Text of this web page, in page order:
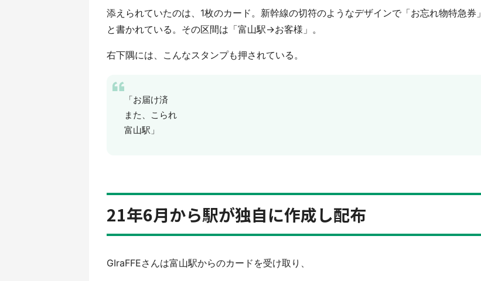
添えられていたのは、1枚のカード。新幹線の切符のようなデザインで「お忘れ物特急券」
と書かれている。その区間は「富山駅→お客様」。
右下隅には、こんなスタンプも押されている。
「お届け済
また、こられ
富山駅」
21年6月から駅が独自に作成し配布
GIraFFEさんは富山駅からのカードを受け取り、